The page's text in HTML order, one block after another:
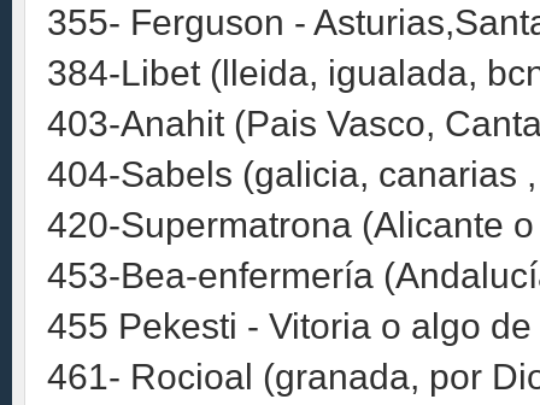
355- Ferguson -
384-Libet (lleida, igualada,
403-Anahit (Pais Vasco,
404-Sabels (galicia, canarias
420-Supermatrona (Alicante
453-Bea-enfermería
455 Pekesti - Vitoria o algo
461- Rocioal (granada, por